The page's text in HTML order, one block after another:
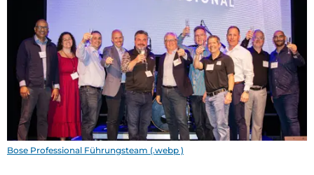
Bose Professional Führungsteam (.webp )